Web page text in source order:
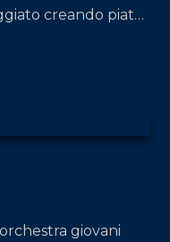
creando piatti
giovani